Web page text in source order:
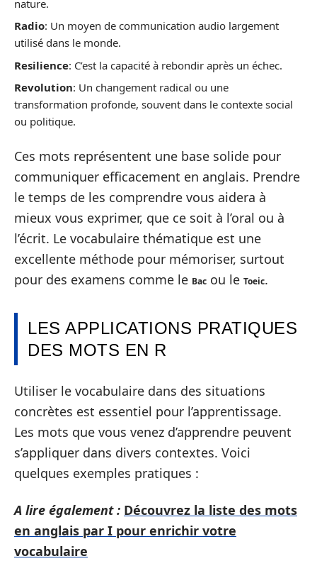
nature.
Radio: Un moyen de communication audio largement
utilisé dans le monde.
Resilience: C’est la capacité à rebondir après un échec.
Revolution: Un changement radical ou une
transformation profonde, souvent dans le contexte social
ou politique.
Ces mots représentent une base solide pour
communiquer efficacement en anglais. Prendre
le temps de les comprendre vous aidera à
mieux vous exprimer, que ce soit à l’oral ou à
l’écrit. Le vocabulaire thématique est une
excellente méthode pour mémoriser, surtout
pour des examens comme le Bac ou le Toeic.
LES APPLICATIONS PRATIQUES
DES MOTS EN R
Utiliser le vocabulaire dans des situations
concrètes est essentiel pour l’apprentissage.
Les mots que vous venez d’apprendre peuvent
s’appliquer dans divers contextes. Voici
quelques exemples pratiques :
A lire également : Découvrez la liste des mots
en anglais par I pour enrichir votre
vocabulaire